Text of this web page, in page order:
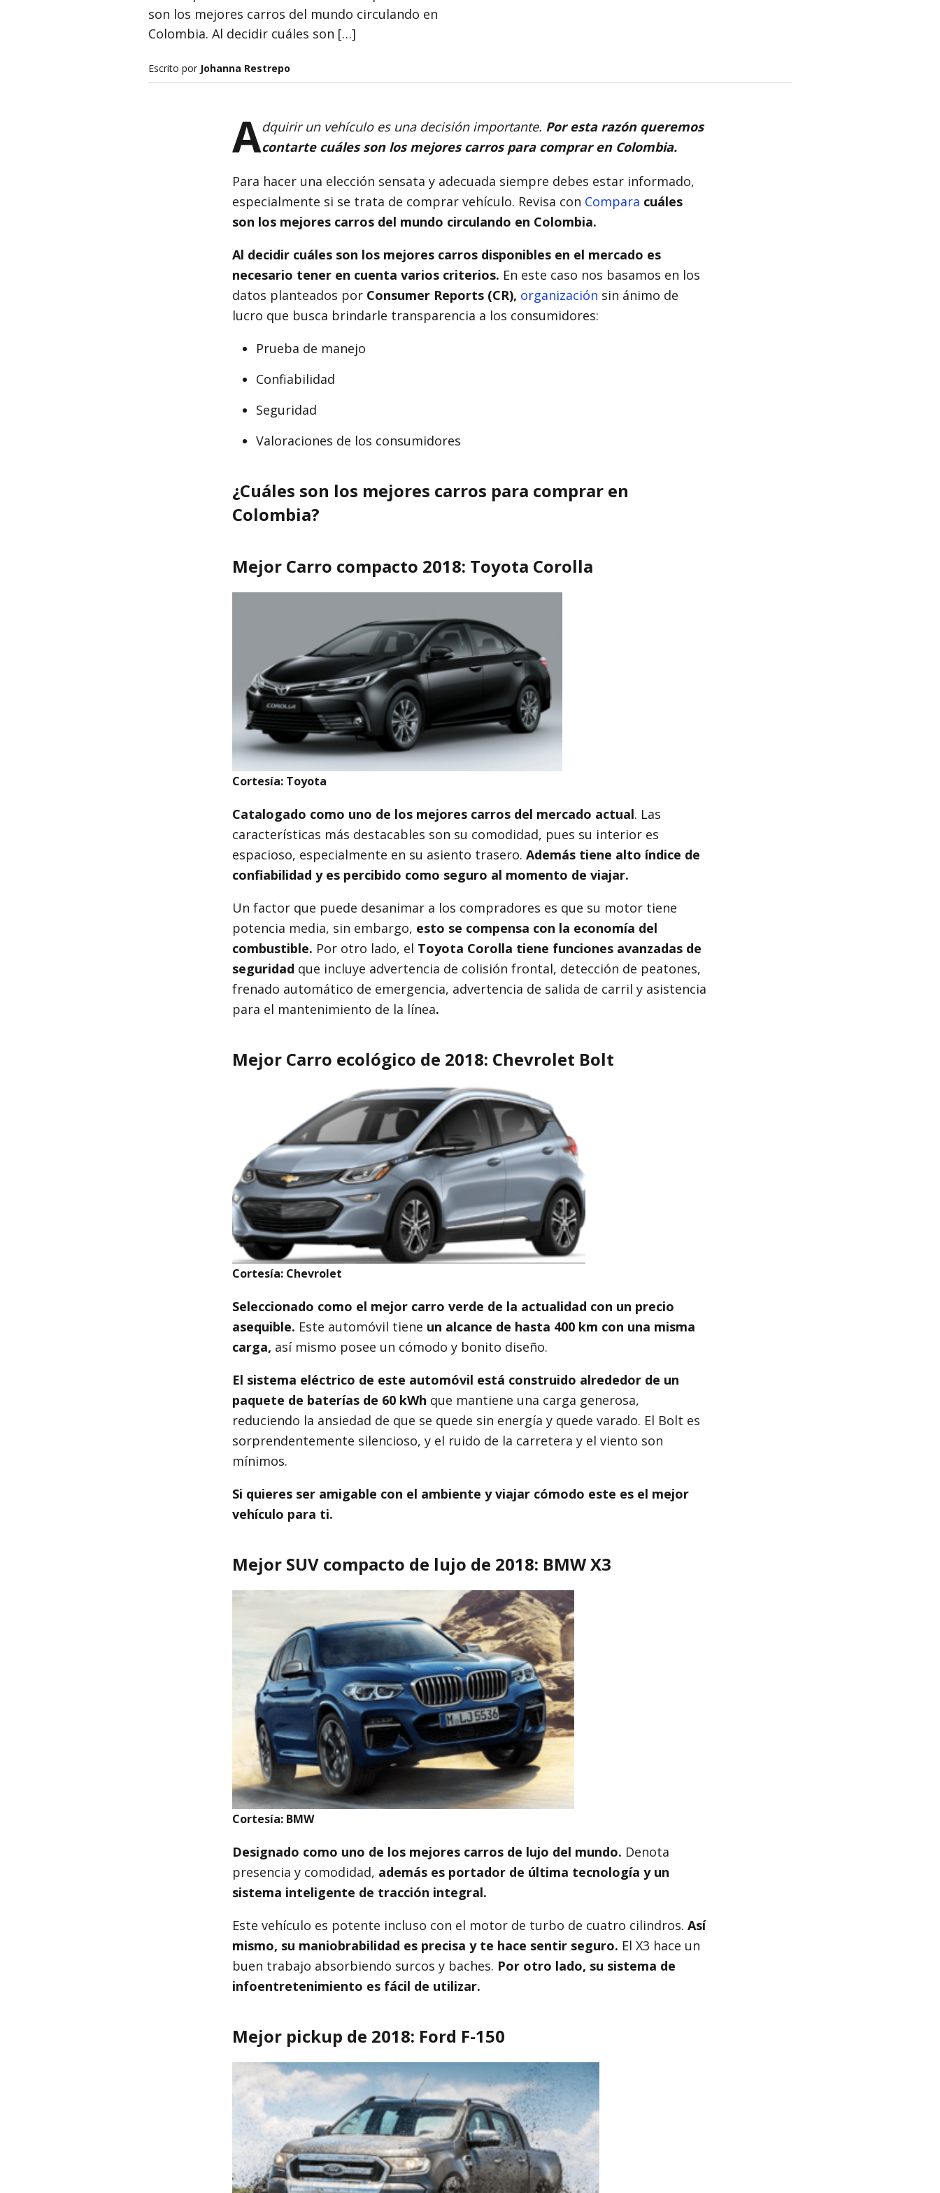
son los mejores carros del mundo circulando en
Colombia. Al decidir cuáles son […]
Escrito por Johanna Restrepo
Adquirir un vehículo es una decisión importante. Por esta razón queremos
contarte cuáles son los mejores carros para comprar en Colombia.
Para hacer una elección sensata y adecuada siempre debes estar informado,
especialmente si se trata de comprar vehículo. Revisa con Compara cuáles
son los mejores carros del mundo circulando en Colombia.
Al decidir cuáles son los mejores carros disponibles en el mercado es
necesario tener en cuenta varios criterios. En este caso nos basamos en los
datos planteados por Consumer Reports (CR), organización sin ánimo de
lucro que busca brindarle transparencia a los consumidores:
Prueba de manejo
Confiabilidad
Seguridad
Valoraciones de los consumidores
¿Cuáles son los mejores carros para comprar en
Colombia?
Mejor Carro compacto 2018: Toyota Corolla
Cortesía: Toyota
Catalogado como uno de los mejores carros del mercado actual. Las
características más destacables son su comodidad, pues su interior es
espacioso, especialmente en su asiento trasero. Además tiene alto índice de
confiabilidad y es percibido como seguro al momento de viajar.
Un factor que puede desanimar a los compradores es que su motor tiene
potencia media, sin embargo, esto se compensa con la economía del
combustible. Por otro lado, el Toyota Corolla tiene funciones avanzadas de
seguridad que incluye advertencia de colisión frontal, detección de peatones,
frenado automático de emergencia, advertencia de salida de carril y asistencia
para el mantenimiento de la línea.
Mejor Carro ecológico de 2018: Chevrolet Bolt
Cortesía: Chevrolet
Seleccionado como el mejor carro verde de la actualidad con un precio
asequible. Este automóvil tiene un alcance de hasta 400 km con una misma
carga, así mismo posee un cómodo y bonito diseño.
El sistema eléctrico de este automóvil está construido alrededor de un
paquete de baterías de 60 kWh que mantiene una carga generosa,
reduciendo la ansiedad de que se quede sin energía y quede varado. El Bolt es
sorprendentemente silencioso, y el ruido de la carretera y el viento son
mínimos.
Si quieres ser amigable con el ambiente y viajar cómodo este es el mejor
vehículo para ti.
Mejor SUV compacto de lujo de 2018: BMW X3
Cortesía: BMW
Designado como uno de los mejores carros de lujo del mundo. Denota
presencia y comodidad, además es portador de última tecnología y un
sistema inteligente de tracción integral.
Este vehículo es potente incluso con el motor de turbo de cuatro cilindros. Así
mismo, su maniobrabilidad es precisa y te hace sentir seguro. El X3 hace un
buen trabajo absorbiendo surcos y baches. Por otro lado, su sistema de
infoentretenimiento es fácil de utilizar.
Mejor pickup de 2018: Ford F-150